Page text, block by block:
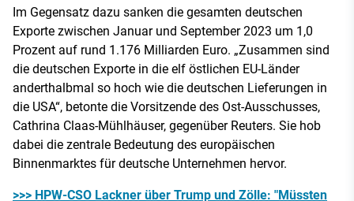
Im Gegensatz dazu sanken die gesamten deutschen
Exporte zwischen Januar und September 2023 um 1,0
Prozent auf rund 1.176 Milliarden Euro. „Zusammen sind
die deutschen Exporte in die elf östlichen EU-Länder
anderthalbmal so hoch wie die deutschen Lieferungen in
die USA“, betonte die Vorsitzende des Ost-Ausschusses,
Cathrina Claas-Mühlhäuser, gegenüber Reuters. Sie hob
dabei die zentrale Bedeutung des europäischen
Binnenmarktes für deutsche Unternehmen hervor.
>>> HPW-CSO Lackner über Trump und Zölle: "Müssten